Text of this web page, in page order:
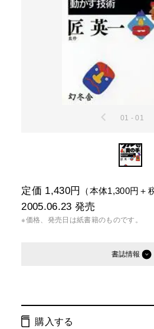
01 - 01
定価 1,430円 （本体1,300円＋
2005.06.23 発売
※価格、発売日は紙書籍のものです。
書誌情報
購入する